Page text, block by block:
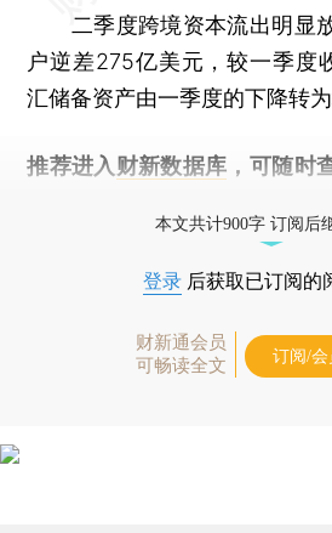
二季度跨境资本流出明显
户逆差275亿美元，较一季度
汇储备资产由一季度的下降转
推荐进入 财新数据库 ，可随时
本文共计900字 订阅后
登录 后获取已订阅的
财新通会员
可畅读全文
订阅/会